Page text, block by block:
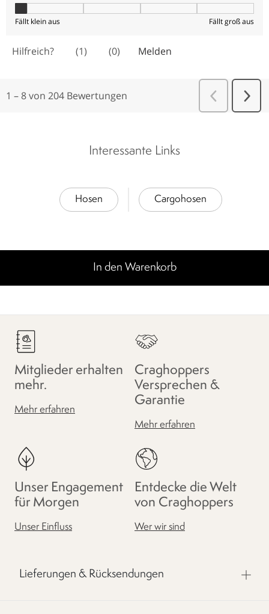
Interessante Links
Hosen Cargohosen
In den Warenkorb
Mitglieder erhalten
mehr.
Mehr erfahren
Craghoppers
Versprechen &
Garantie
Mehr erfahren
Unser Engagement
für Morgen
Unser Einfluss
Entdecke die Welt
von Craghoppers
Wer wir sind
Lieferungen & Rücksendungen